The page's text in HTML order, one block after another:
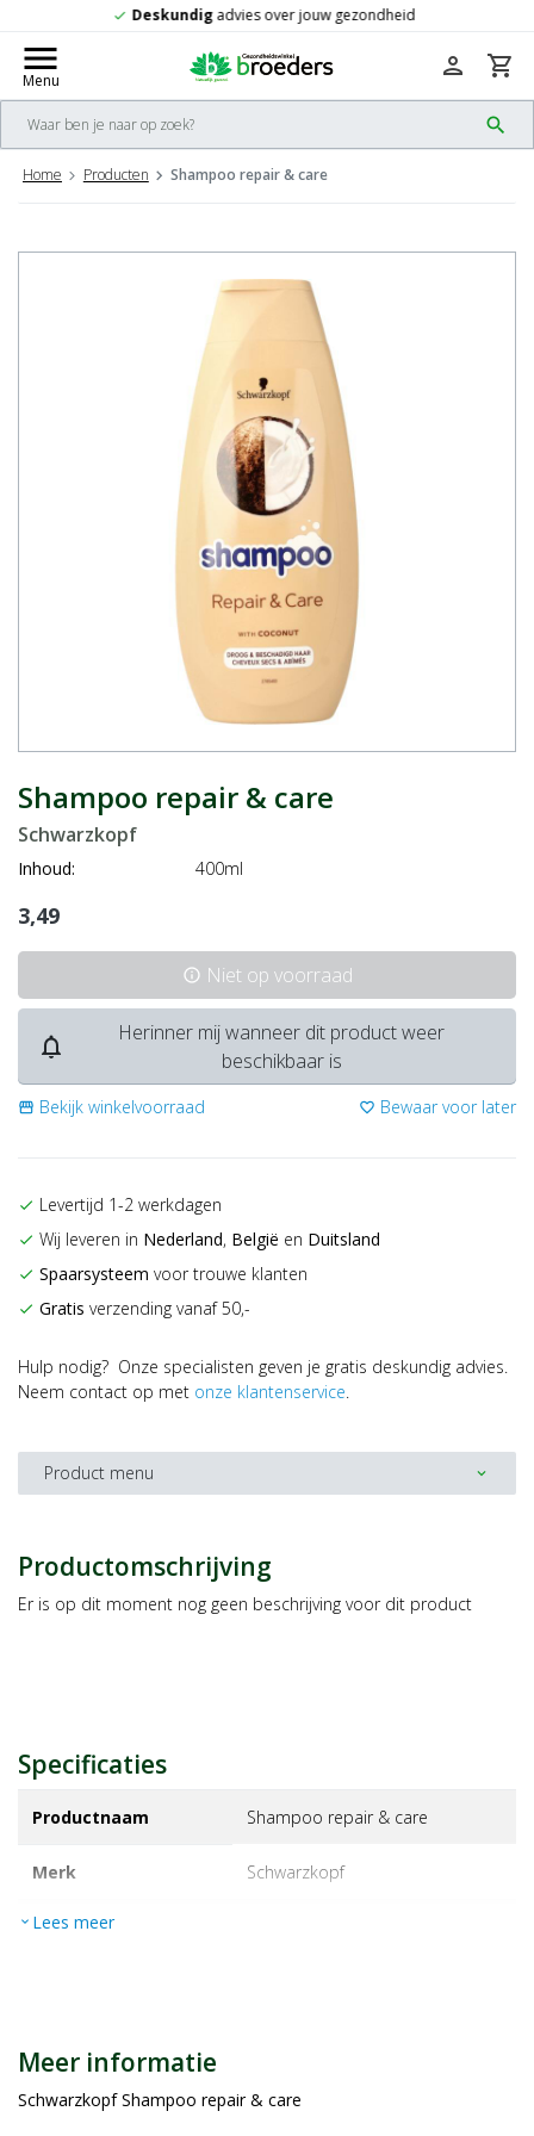
check Gratisverzending vanaf 50,-
menu
Menu
search
person shopping_cart
Home Producten Shampoo repair & care
Shampoo repair & care
Schwarzkopf
Inhoud: 400ml
3,49
info Niet op voorraad
notifications_none
Herinner mij wanneer dit product weer
beschikbaar is
storefront Bekijk winkelvoorraad favorite_border Bewaar voor later
check Levertijd 1-2 werkdagen
check Wij leveren in Nederland, België en Duitsland
check Spaarsysteem voor trouwe klanten
check Gratis verzending vanaf 50,-
Hulp nodig? Onze specialisten geven je gratis deskundig advies.
Neem contact op met onze klantenservice.
Product menu expand_more
Productomschrijving
Er is op dit moment nog geen beschrijving voor dit product
Specificaties
Productnaam Shampoo repair & care
Merk schwarzkopf
EAN
expand_more Lees meer
Meer informatie
Schwarzkopf Shampoo repair & care